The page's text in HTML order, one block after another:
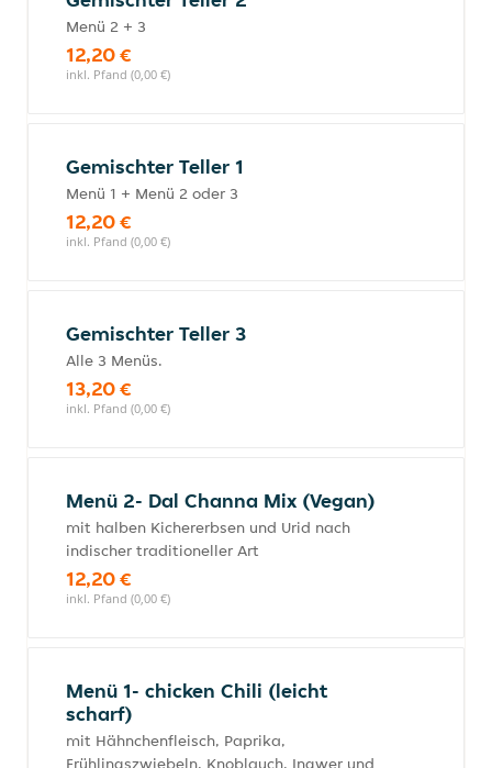
Menü 2 + 3
12,20 €
inkl. Pfand (0,00 €)
Gemischter Teller 1
Menü 1 + Menü 2 oder 3
12,20 €
inkl. Pfand (0,00 €)
Gemischter Teller 3
Alle 3 Menüs.
13,20 €
inkl. Pfand (0,00 €)
Menü 2- Dal Channa Mix (Vegan)
mit halben Kichererbsen und Urid nach
indischer traditioneller Art
12,20 €
inkl. Pfand (0,00 €)
Menü 1- chicken Chili (leicht
scharf)
mit Hähnchenfleisch, Paprika,
Frühlingszwiebeln, Knoblauch, Ingwer und